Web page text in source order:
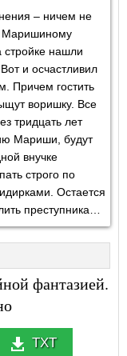
– ничем не
Маришиному
стройке нашли
и осчастливил
Причем гостить
воришку. Все
тридцать лет
Мариши, будут
внучке
строго по
Остается
преступника…
фантазией.
TXT